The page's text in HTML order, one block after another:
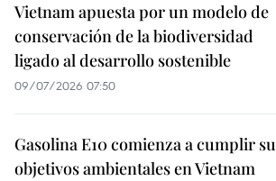
Vietnam apuesta por un modelo de
conservación de la biodiversidad
ligado al desarrollo sostenible
09/07/2026 07:50
Gasolina E10 comienza a cumplir
objetivos ambientales en Vietnam